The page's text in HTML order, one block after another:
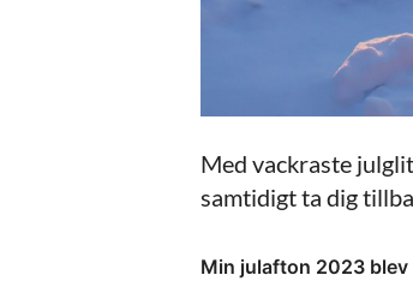
Med vackraste
samtidigt ta dig
Min julafton 2023 blev